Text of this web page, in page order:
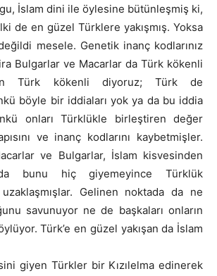
İslam dini ile öylesine bütünleşmiş ki,
de en güzel Türklere yakışmış. Yoksa
mesele. Genetik inanç kodlarınız
Bulgarlar ve Macarlar da Türk kökenli
Türk kökenli diyoruz; Türk de
böyle bir iddiaları yok ya da bu iddia
onları Türklükle birleştiren değer
ve inanç kodlarını kaybetmişler.
ve Bulgarlar, İslam kisvesinden
bunu hiç giyemeyince Türklük
Gelinen noktada da ne
savunuyor ne de başkaları onların
Türk’e en güzel yakışan da İslam
giyen Türkler bir Kızılelma edinerek